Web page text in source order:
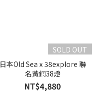
SOLD OUT
日本Old Sea x 38explore 聯
名黃銅38燈
NT$4,880